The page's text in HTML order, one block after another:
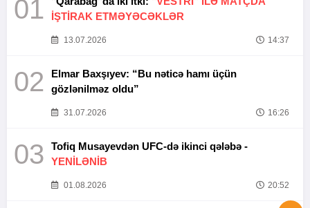
01
İŞTİRAK ETMƏYƏCƏKLƏR
13.07.2026 14:37
02
Elmar Baxşıyev: “Bu nəticə hamı üçün
gözlənilməz oldu”
31.07.2026 16:26
03
Tofiq Musayevdən UFC-də ikinci qələbə -
YENİLƏNİB
01.08.2026 20:52